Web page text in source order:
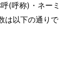
(呼称)・ネーミ
は以下の通りで